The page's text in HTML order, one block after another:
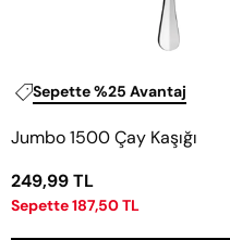
Sepette %25 Avantaj
Jumbo 1500 Çay Kaşığı
249,99 TL
Sepette 187,50 TL